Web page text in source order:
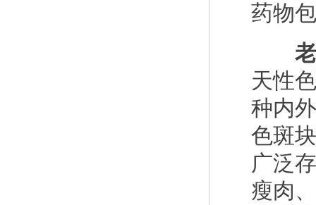
药物
老
天性
种内
色斑
广泛
瘦肉